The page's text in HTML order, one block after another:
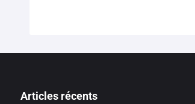
Articles récents